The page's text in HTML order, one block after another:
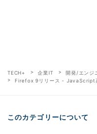
TECH+ 企業IT
開発/エンジ
Firefox 9リリース - JavaScript
このカテゴリーについて